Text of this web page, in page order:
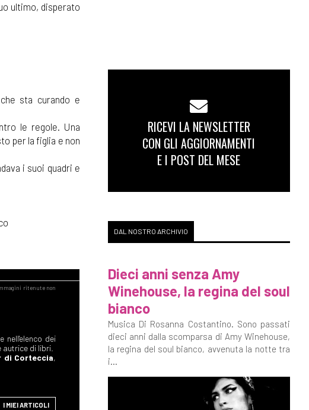
ultimo, disperato
sta curando e
le regole. Una
per la figlia e non
i suoi quadri e
nell'elenco dei
autrice di libri.
di Corteccia,
I MIEI ARTICOLI
RICEVI LA NEWSLETTER
CON GLI AGGIORNAMENTI
E I POST DEL MESE
DAL NOSTRO ARCHIVIO
Dieci anni senza Amy
Winehouse, la regina del soul
bianco
Musica Di Rosanna Costantino. Sono passati
dieci anni dalla scomparsa di Amy Winehouse,
la regina del soul bianco, avvenuta la notte tra
i...